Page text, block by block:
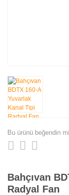
Bu ürünü beğendin
Bahçıvan
Radyal Fan